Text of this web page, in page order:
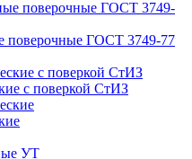
поверочные ГОСТ 3749-77
с поверкой СтИЗ